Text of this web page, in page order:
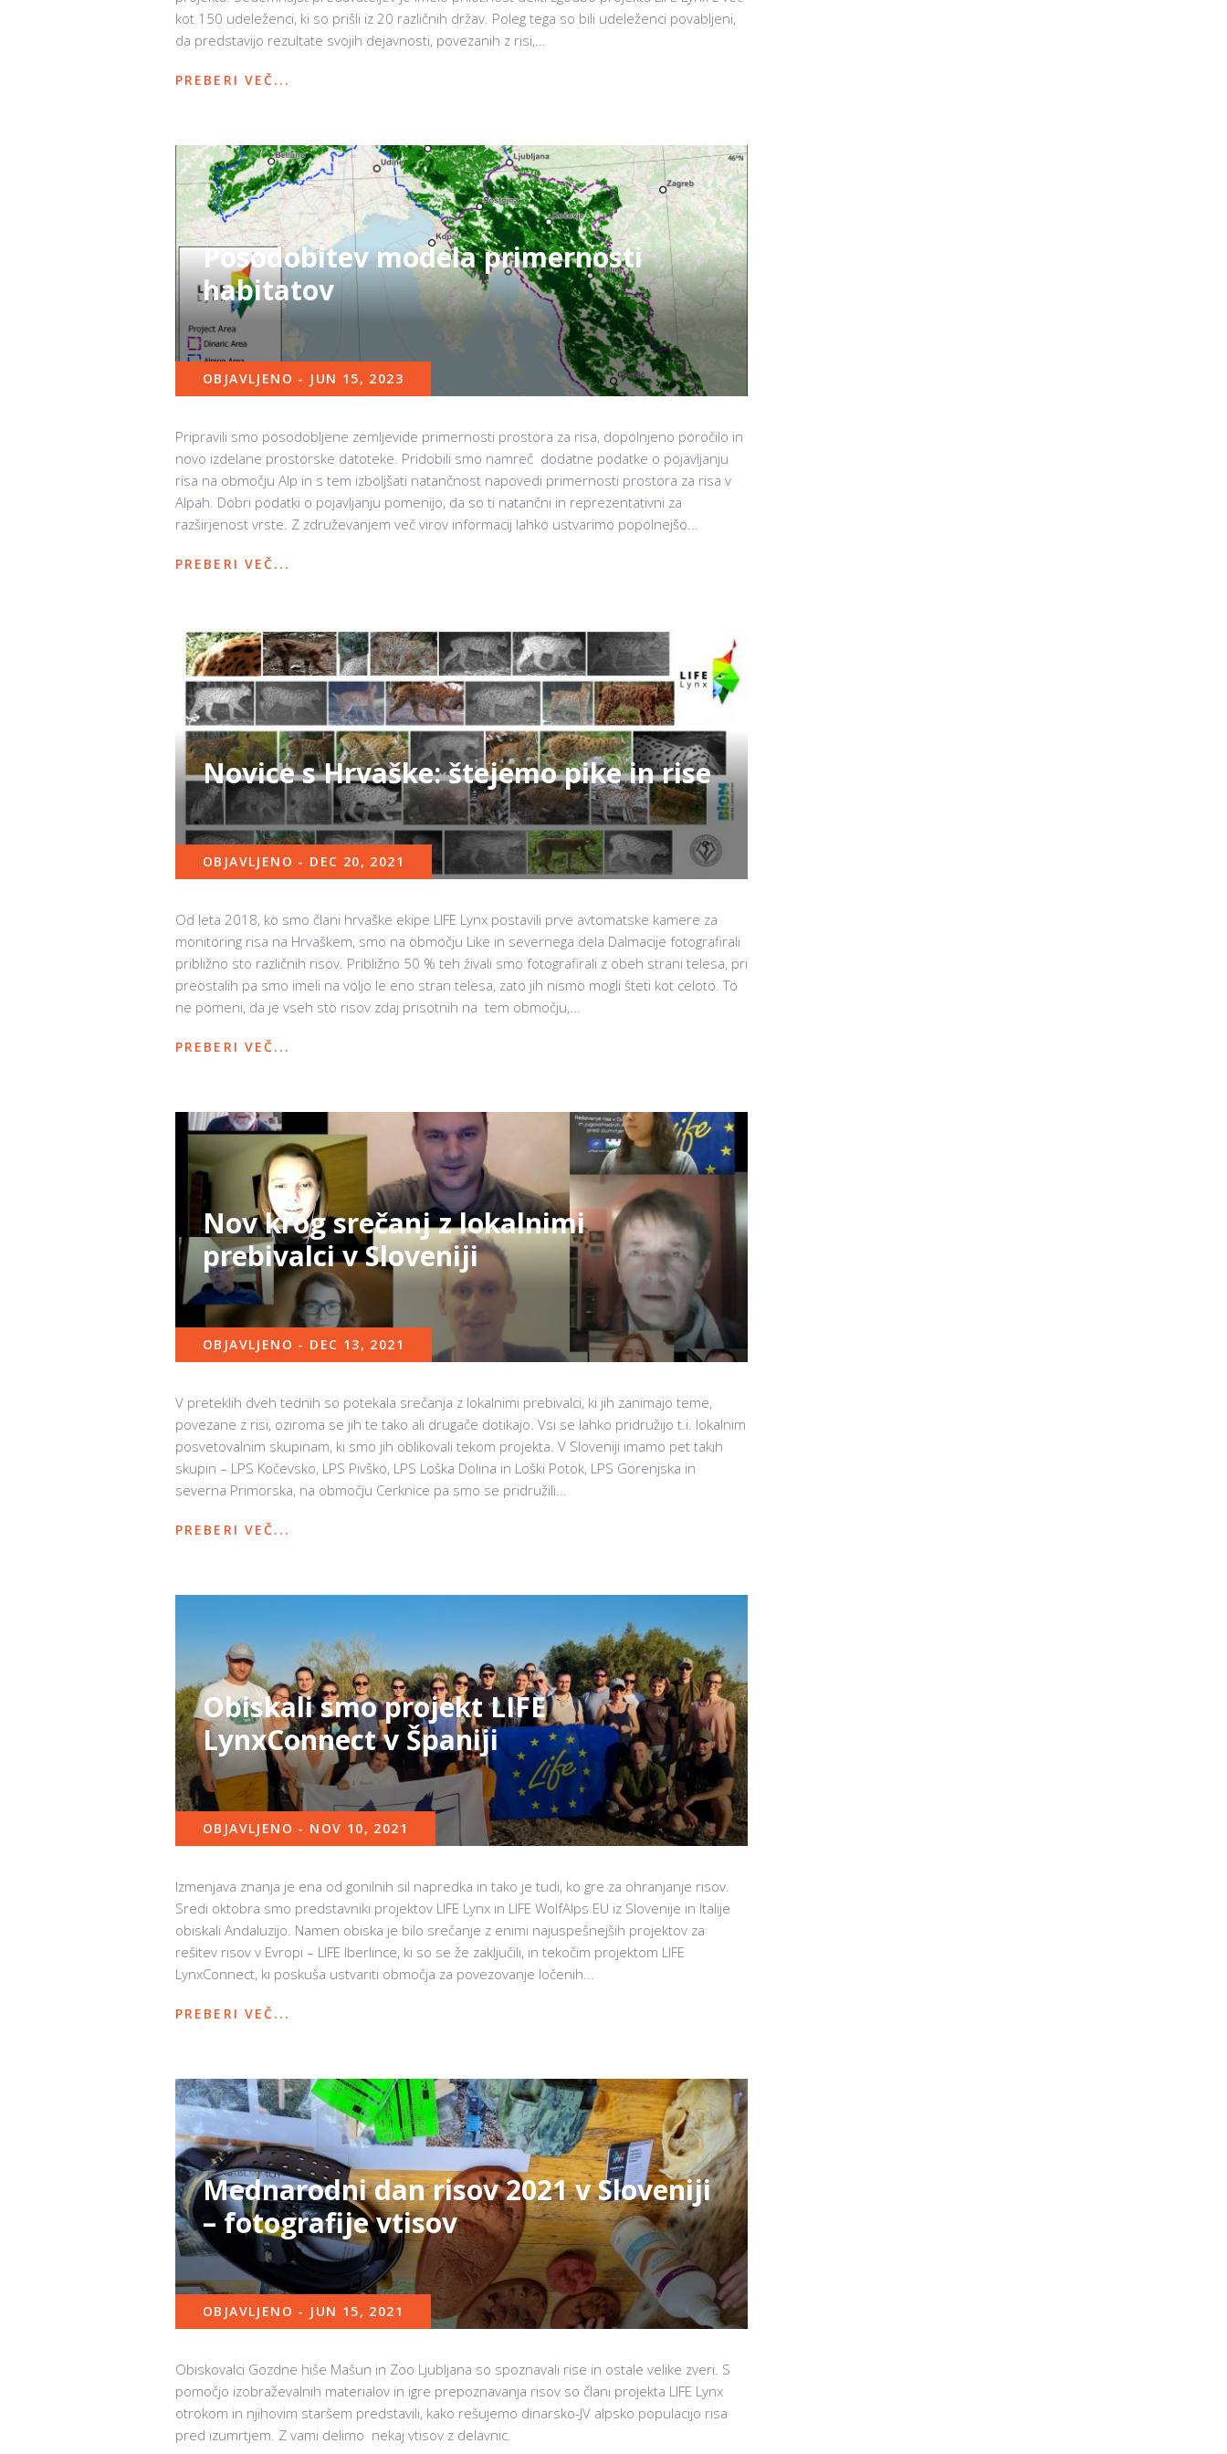
kot 150 udeleženci, ki so prišli iz 20 različnih držav. Poleg tega so bili udeleženci povabljeni,
da predstavijo rezultate svojih dejavnosti, povezanih z risi,...
PREBERI VEČ...
Posodobitev modela primernosti
habitatov
OBJAVLJENO - JUN 15, 2023
Pripravili smo posodobljene zemljevide primernosti prostora za risa, dopolnjeno poročilo in
novo izdelane prostorske datoteke. Pridobili smo namreč dodatne podatke o pojavljanju
risa na območju Alp in s tem izboljšati natančnost napovedi primernosti prostora za risa v
Alpah. Dobri podatki o pojavljanju pomenijo, da so ti natančni in reprezentativni za
razširjenost vrste. Z združevanjem več virov informacij lahko ustvarimo popolnejšo...
PREBERI VEČ...
Novice s Hrvaške: štejemo pike in rise
OBJAVLJENO - DEC 20, 2021
Od leta 2018, ko smo člani hrvaške ekipe LIFE Lynx postavili prve avtomatske kamere za
monitoring risa na Hrvaškem, smo na območju Like in severnega dela Dalmacije fotografirali
približno sto različnih risov. Približno 50 % teh živali smo fotografirali z obeh strani telesa, pri
preostalih pa smo imeli na voljo le eno stran telesa, zato jih nismo mogli šteti kot celoto. To
ne pomeni, da je vseh sto risov zdaj prisotnih na tem območju,...
PREBERI VEČ...
Nov krog srečanj z lokalnimi
prebivalci v Sloveniji
OBJAVLJENO - DEC 13, 2021
V preteklih dveh tednih so potekala srečanja z lokalnimi prebivalci, ki jih zanimajo teme,
povezane z risi, oziroma se jih te tako ali drugače dotikajo. Vsi se lahko pridružijo t.i. lokalnim
posvetovalnim skupinam, ki smo jih oblikovali tekom projekta. V Sloveniji imamo pet takih
skupin – LPS Kočevsko, LPS Pivško, LPS Loška Dolina in Loški Potok, LPS Gorenjska in
severna Primorska, na območju Cerknice pa smo se pridružili...
PREBERI VEČ...
Obiskali smo projekt LIFE
LynxConnect v Španiji
OBJAVLJENO - NOV 10, 2021
Izmenjava znanja je ena od gonilnih sil napredka in tako je tudi, ko gre za ohranjanje risov.
Sredi oktobra smo predstavniki projektov LIFE Lynx in LIFE WolfAlps EU iz Slovenije in Italije
obiskali Andaluzijo. Namen obiska je bilo srečanje z enimi najuspešnejših projektov za
rešitev risov v Evropi – LIFE Iberlince, ki so se že zaključili, in tekočim projektom LIFE
LynxConnect, ki poskuša ustvariti območja za povezovanje ločenih...
PREBERI VEČ...
Mednarodni dan risov 2021 v Sloveniji
– fotografije vtisov
OBJAVLJENO - JUN 15, 2021
Obiskovalci Gozdne hiše Mašun in Zoo Ljubljana so spoznavali rise in ostale velike zveri. S
pomočjo izobraževalnih materialov in igre prepoznavanja risov so člani projekta LIFE Lynx
otrokom in njihovim staršem predstavili, kako rešujemo dinarsko-JV alpsko populacijo risa
pred izumrtjem. Z vami delimo nekaj vtisov z delavnic.